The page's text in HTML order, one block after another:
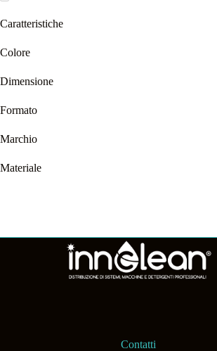
Caratteristiche
Colore
Dimensione
Formato
Marchio
Materiale
Contatti